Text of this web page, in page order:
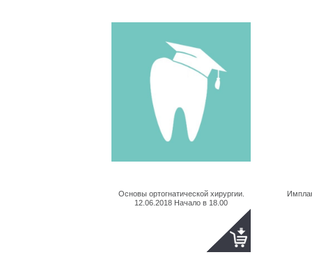
Основы ортогнатической хирургии.
12.06.2018 Начало в 18.00